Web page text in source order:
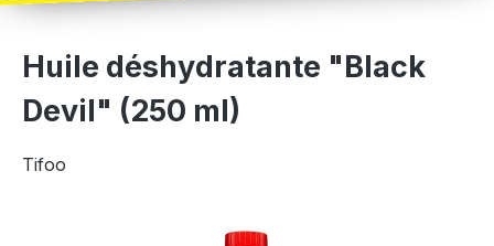
Huile déshydratante "Black
Devil" (250 ml)
Tifoo
Ignorer la galerie d'images